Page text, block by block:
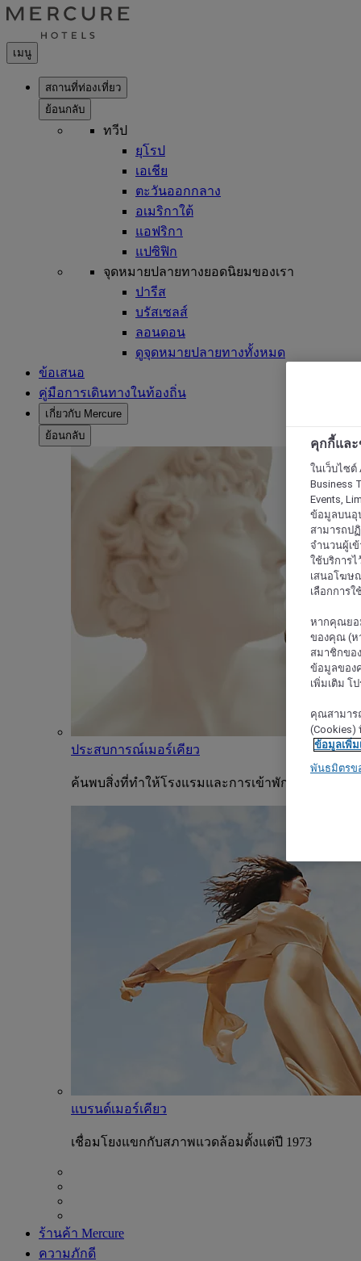
เมนู
สถานที่ท่องเที่ยว
ย้อนกลับ
ทวีป
ยุโรป
เอเชีย
ตะวันออกกลาง
อเมริกาใต้
แอฟริกา
แปซิฟิก
จุดหมายปลายทางยอดนิยมของเรา
ปารีส
บรัสเซลส์
ลอนดอน
ดูจุดหมายปลายทางทั้งหมด
ข้อเสนอ
คู่มือการเดินทางในท้องถิ่น
เกี่ยวกับ Mercure
ย้อนกลับ
ประสบการณ์เมอร์เคียว
ค้นพบสิ่งที่ทำให้โรงแรมและการเข้าพักแต่ละครั้งขอ
แบรนด์เมอร์เคียว
เชื่อมโยงแขกกับสภาพแวดล้อมตั้งแต่ปี 1973
ร้านค้า Mercure
ความภักดี
คุกกี้แล
ในเว็บไซต์
Business
Events,
ข้อมูลบนอุ
สามารถป
จำนวนผู้เ
ใช้บริการ
เสนอโฆษ
เลือกการ
หากคุณยอ
ของคุณ (ห
สมาชิกขอ
ข้อมูลของ
เพิ่มเติม โ
คุณสามาร
(Cookies)
ข้อมูลเพิ่ม
พันธมิตรข